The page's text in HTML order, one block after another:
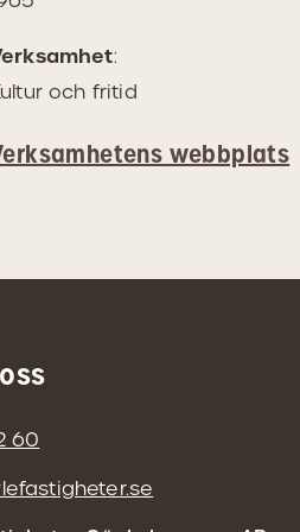
:
och fritid
webbplats
60